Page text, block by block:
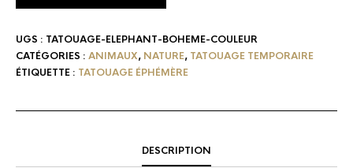
UGS : TATOUAGE-ELEPHANT-BOHEME-COULEUR
CATÉGORIES : ANIMAUX, NATURE, TATOUAGE TEMPORAIRE
ÉTIQUETTE : TATOUAGE ÉPHÉMÈRE
DESCRIPTION